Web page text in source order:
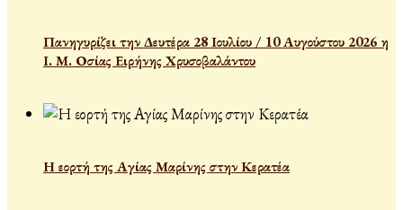
Πανηγυρίζει την Δευτέρα 28 Ιουλίου / 10 Αυγούστου 2026 η
Ι. Μ. Οσίας Ειρήνης Χρυσοβαλάντου
Η εορτή της Αγίας Μαρίνης στην Κερατέα